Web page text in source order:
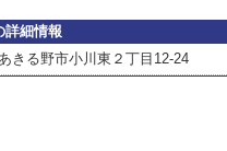
詳細情報
きる野市小川東２丁目12-24